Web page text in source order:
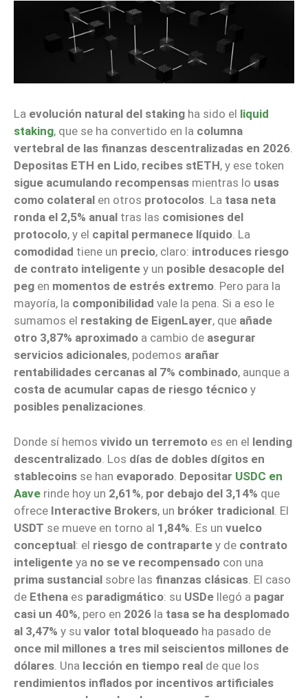
La evolución natural del staking ha sido el liquid
staking, que se ha convertido en la columna
vertebral de las finanzas descentralizadas en 2026.
Depositas ETH en Lido, recibes stETH, y ese token
sigue acumulando recompensas mientras lo usas
como colateral en otros protocolos. La tasa neta
ronda el 2,5% anual tras las comisiones del
protocolo, y el capital permanece líquido. La
comodidad tiene un precio, claro: introduces riesgo
de contrato inteligente y un posible desacople del
peg en momentos de estrés extremo. Pero para la
mayoría, la componibilidad vale la pena. Si a eso le
sumamos el restaking de EigenLayer, que añade
otro 3,87% aproximado a cambio de asegurar
servicios adicionales, podemos arañar
rentabilidades cercanas al 7% combinado, aunque a
costa de acumular capas de riesgo técnico y
posibles penalizaciones.
Donde sí hemos vivido un terremoto es en el lending
descentralizado . Los días de dobles dígitos en
stablecoins se han evaporado Depositar USDC en
Aave rinde hoy un 2,61%, por debajo del 3,14% que
ofrece Interactive Brokers, un bróker tradicional . El
USDT se mueve en torno al 1,84% . Es un vuelco
conceptual: el riesgo de contraparte y de contrato
inteligente ya no se ve recompensado con una
prima sustancial sobre las finanzas clásicas . El caso
de Ethena es paradigmático: su USDe llegó a pagar
casi un 40%, pero en 2026 la tasa se ha desplomado
al 3,47% y su valor total bloqueado ha pasado de
once mil millones a tres mil seiscientos millones de
dólares . Una lección en tiempo real de que los
rendimientos inflados por incentivos artificiales